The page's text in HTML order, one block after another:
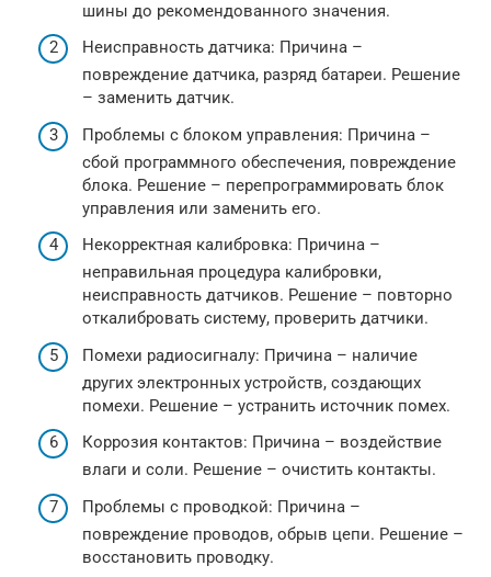
шины до рекомендованного значения.
Неисправность датчика: Причина –
повреждение датчика, разряд батареи. Решение
– заменить датчик.
Проблемы с блоком управления: Причина –
сбой программного обеспечения, повреждение
блока. Решение – перепрограммировать блок
управления или заменить его.
Некорректная калибровка: Причина –
неправильная процедура калибровки,
неисправность датчиков. Решение – повторно
откалибровать систему, проверить датчики.
Помехи радиосигналу: Причина – наличие
других электронных устройств, создающих
помехи. Решение – устранить источник помех.
Коррозия контактов: Причина – воздействие
влаги и соли. Решение – очистить контакты.
Проблемы с проводкой: Причина –
повреждение проводов, обрыв цепи. Решение –
восстановить проводку.